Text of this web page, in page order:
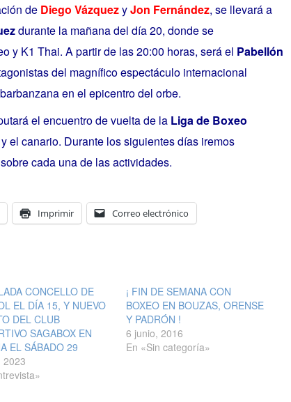
de Diego VázquezyJon Fernández, se llevará a
durante la mañana del día 20, donde se
y K1 Thai. A partir de las 20:00 horas, será el Pabellón
del magnífico espectáculo internacional
en el epicentro del orbe.
el encuentro de vuelta de la Liga de Boxeo
el canario. Durante los siguientes días iremos
cada una de las actividades.
Imprimir Correo electrónico
CONCELLO DE
EL DÍA 15, Y NUEVO
DEL CLUB
SAGABOX EN
EL SÁBADO 29
2023
¡ FIN DE SEMANA CON
BOXEO EN BOUZAS, ORENSE
Y PADRÓN !
6 junio, 2016
En «Sin categoría»